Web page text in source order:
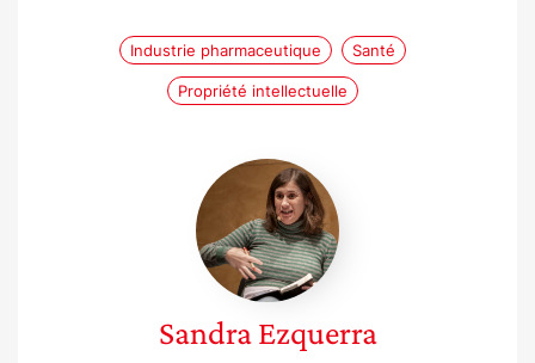
Industrie pharmaceutique Santé
Propriété intellectuelle
Sandra
Ezquerra
Sandra Ezquerra